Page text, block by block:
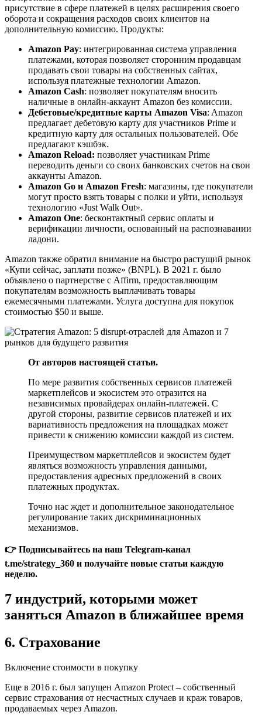
присутствие в сфере платежей в целях расширения своего
оборота и сокращения расходов своих клиентов на
дополнительную комиссию. Продукты:
Amazon Pay: интегрированная система управления
платежами, которая позволяет сторонним продавцам
продавать свои товары на собственных сайтах,
используя платежные технологии Amazon.
Amazon Cash: позволяет покупателям вносить
наличные в онлайн-аккаунт Amazon без комиссии.
Дебетовые/кредитные карты Amazon Visa: Amazon
предлагает дебетовую карту для участников Prime и
кредитную карту для остальных пользователей. Обе
предлагают кэшбэк.
Amazon Reload: позволяет участникам Prime
переводить деньги со своих банковских счетов на свои
аккаунты Amazon.
Amazon Go и Amazon Fresh: магазины, где покупатели
могут просто взять товары с полки и уйти, используя
технологию «Just Walk Out».
Amazon One: бесконтактный сервис оплаты и
верификации личности, основанный на распознавании
ладони.
Amazon также обратил внимание на быстро растущий рынок
«Купи сейчас, заплати позже» (BNPL). В 2021 г. было
объявлено о партнерстве с Affirm, предоставляющим
покупателям возможность выплачивать товары
ежемесячными платежами. Услуга доступна для покупок
стоимостью $50 и выше.
От авторов настоящей статьи.
По мере развития собственных сервисов платежей
маркетплейсов и экосистем это отразится на
независимых провайдерах онлайн-платежей. С
другой стороны, развитие сервисов платежей и их
вариативность предложения на площадках может
привести к снижению комиссии каждой из систем.
Преимуществом маркетплейсов и экосистем будет
являться возможность управления данными,
предоставления адресных предложений в своих
платежных продуктах.
Точно нас ждет и дополнительное законодательное
регулирование таких дискриминационных
механизмов.
👉 Подписывайтесь на наш Telegram-канал
t.me/strategy_360 и получайте новые статьи каждую
неделю.
7 индустрий, которыми может
заняться Amazon в ближайшее время
6. Страхование
Включение стоимости в покупку
Еще в 2016 г. был запущен Amazon Protect – собственный
сервис страхования от несчастных случаев и краж товаров,
продаваемых через Amazon.